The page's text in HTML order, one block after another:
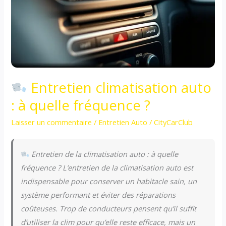
Entretien climatisation auto
: à quelle fréquence ?
Laisser un commentaire / Entretien Auto /CityCarClub
Entretien de la climatisation auto : à quelle
fréquence ? L’entretien de la climatisation auto est
indispensable pour conserver un habitacle sain, un
système performant et éviter des réparations
coûteuses. Trop de conducteurs pensent qu’il suffit
d’utiliser la clim pour qu’elle reste efficace, mais un